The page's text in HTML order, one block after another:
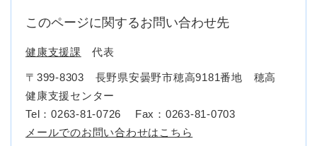
このページに関するお問い合わせ先
健康支援課 代表
〒399-8303 長野県安曇野市穂高9181番地 穂高
健康支援センター
Tel：0263-81-0726
Fax：0263-81-0703
メールでのお問い合わせはこちら